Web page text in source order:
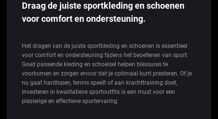
Draag de juiste sportkleding en schoenen
voor comfort en ondersteuning.
Het dragen van de juiste sportkleding en schoenen is essentieel
voor comfort en ondersteuning tijdens het beoefenen van sport.
Goed passende kleding en schoeisel helpen blessures te
voorkomen en zorgen ervoor dat je optimaal kunt presteren. Of je
nu gaat hardlopen, tennis speelt of aan krachttraining doet,
investeren in kwalitatieve sportoutfits is een must voor een
plezierige en effectieve sportervaring.